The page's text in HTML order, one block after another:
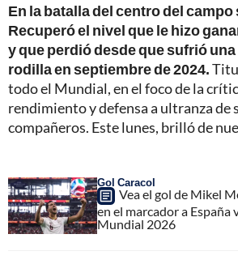
En la batalla del centro del
Recuperó el nivel que le hizo
y que perdió desde que sufrió
rodilla en septiembre de 2024.
todo el Mundial, en el foco de la
rendimiento y defensa a ultranza de
compañeros. Este lunes, brilló de
Gol Caracol
Vea el gol de Mikel
en el marcador a España
Mundial 2026